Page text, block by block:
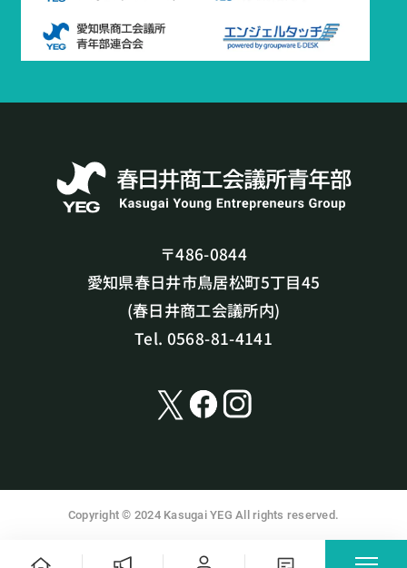
〒486-0844
愛知県春日井市鳥居松町5丁目45
(春日井商工会議所内)
Tel. 0568-81-4141
Copyright © 2024 Kasugai YEG All rights reserved.